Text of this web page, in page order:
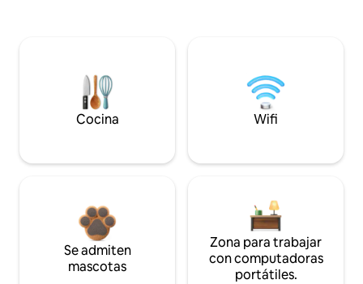
Cocina Wifi
Se admiten
mascotas
Zona para trabajar
con computadoras
portátiles.